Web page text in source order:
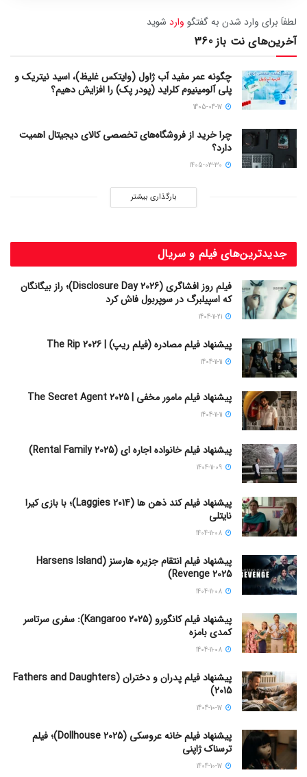
لطفاَ برای وارد شدن به گفتگو وارد شوید
آخرین‌های نت باز 360
چگونه عمر مفید آب ژاول (وایتکس غلیظ)، اسید نیتریک و
پلی آلومینیوم کلراید (پودر پک) را افزایش دهیم؟
چرا خرید از فروشگاه‌های تخصصی کالای دیجیتال اهمیت
دارد؟
بارگذاری بیشتر
جدیدترین‌های فیلم و سریال
فیلم روز افشاگری (Disclosure Day 2026)؛ راز بیگانگان
که اسپیلبرگ در سوپربول فاش کرد
پیشنهاد فیلم مصادره (فیلم ریپ) | The Rip 2026
پیشنهاد فیلم مامور مخفی | The Secret Agent 2025
پیشنهاد فیلم خانواده اجاره‌ ای (Rental Family 2025)
پیشنهاد فیلم کند ذهن ها (Laggies 2014)؛ با بازی کیرا
نایتلی
پیشنهاد فیلم انتقام جزیره هارسنز (Harsens Island
Revenge 2025)
پیشنهاد فیلم کانگورو (Kangaroo 2025): سفری سرتاسر
کمدی بامزه
پیشنهاد فیلم پدران و دختران (Fathers and Daughters
2015)
پیشنهاد فیلم خانه عروسکی (Dollhouse 2025)؛ فیلم
ترسناک ژاپنی